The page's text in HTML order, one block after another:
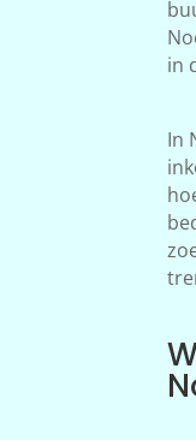
in
In